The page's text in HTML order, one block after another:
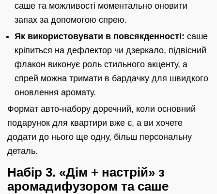
саше та можливості моментально оновити
запах за допомогою спрею.
Як використовувати в повсякденності: саше
кріпиться на дефлектор чи дзеркало, підвісний
флакон виконує роль стильного акценту, а
спрей можна тримати в бардачку для швидкого
оновлення аромату.
Формат авто-набору доречний, коли основний
подарунок для квартири вже є, а ви хочете
додати до нього ще одну, більш персональну
деталь.
Набір 3. «Дім + настрій» з
аромадифузором та саше